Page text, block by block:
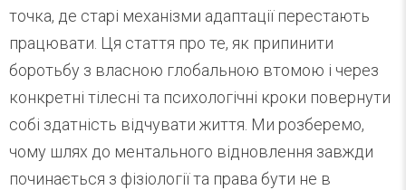
точка, де старі механізми адаптації перестають
працювати. Ця стаття про те, як припинити
боротьбу з власною глобальною втомою і через
конкретні тілесні та психологічні кроки повернути
собі здатність відчувати життя. Ми розберемо,
чому шлях до ментального відновлення завжди
починається з фізіології та права бути не в